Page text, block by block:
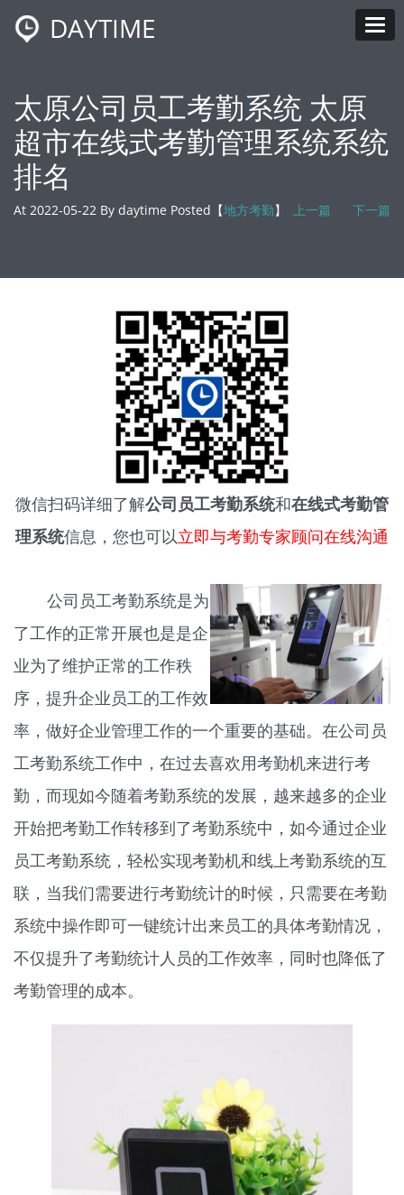
DAYTIME
太原公司员工考勤系统 太原
超市在线式考勤管理系统系统
排名
At 2022-05-22 By daytime Posted【地方考勤】 上一篇 下一篇
微信扫码详细了解公司员工考勤系统和在线式考勤管
理系统信息，您也可以立即与考勤专家顾问在线沟通
公司员工考勤系统是为
了工作的正常开展也是是企
业为了维护正常的工作秩
序，提升企业员工的工作效
率，做好企业管理工作的一个重要的基础。在公司员
工考勤系统工作中，在过去喜欢用考勤机来进行考
勤，而现如今随着考勤系统的发展，越来越多的企业
开始把考勤工作转移到了考勤系统中，如今通过企业
员工考勤系统，轻松实现考勤机和线上考勤系统的互
联，当我们需要进行考勤统计的时候，只需要在考勤
系统中操作即可一键统计出来员工的具体考勤情况，
不仅提升了考勤统计人员的工作效率，同时也降低了
考勤管理的成本。